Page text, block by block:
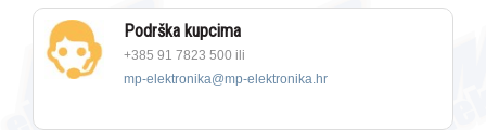
Podrška kupcima
+385 91 7823 500 ili
mp-elektronika@mp-elektronika.hr